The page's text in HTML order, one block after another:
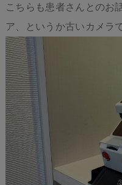
こちらも患者さんとのお
ア、というか古いカメラ